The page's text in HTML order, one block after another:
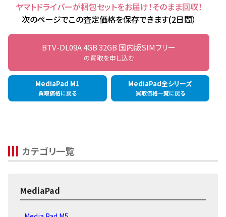
ヤマトドライバーが梱包セットをお届け！そのまま回収！
次のページでこの査定価格を保存できます(2日間）
BTV-DL09A 4GB 32GB 国内版SIMフリー
の買取を申し込む
MediaPad M1
買取価格に戻る
MediaPad全シリーズ
買取価格一覧に戻る
カテゴリ一覧
MediaPad